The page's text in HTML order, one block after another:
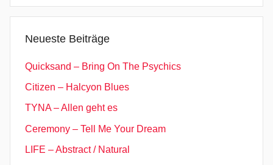
Neueste Beiträge
Quicksand – Bring On The Psychics
Citizen – Halcyon Blues
TYNA – Allen geht es
Ceremony – Tell Me Your Dream
LIFE – Abstract / Natural